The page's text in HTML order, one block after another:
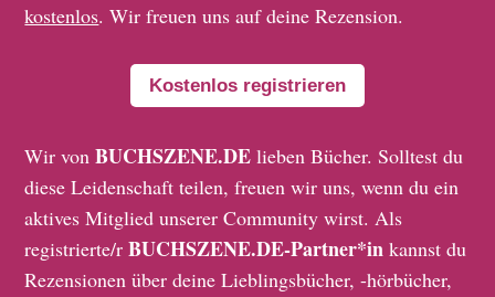
kostenlos. Wir freuen uns auf deine Rezension.
Kostenlos registrieren
Wir vonBUCHSZENE.DE lieben Bücher. Solltest du
diese Leidenschaft teilen, freuen wir uns, wenn du ein
aktives Mitglied unserer Community wirst. Als
registrierte/rBUCHSZENE.DE-Partner*in kannst du
Rezensionen über deine Lieblingsbücher, -hörbücher,